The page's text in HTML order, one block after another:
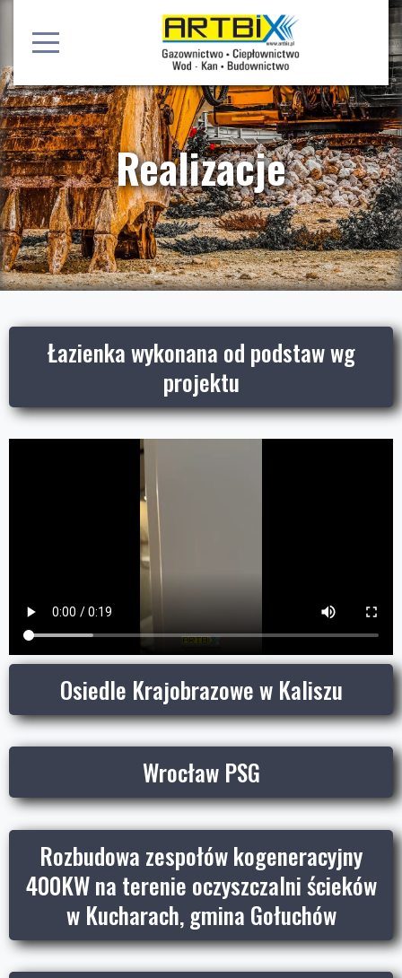
Realizacje
Łazienka wykonana od podstaw wg
projektu
Osiedle Krajobrazowe w Kaliszu
Wrocław PSG
Rozbudowa zespołów kogeneracyjny
400KW na terenie oczyszczalni ścieków
w Kucharach, gmina Gołuchów